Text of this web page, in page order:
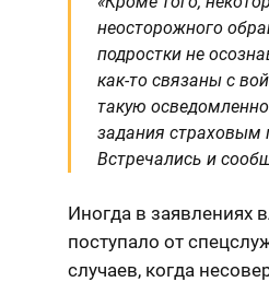
неосторожного
подростки не
как-то связаны с
такую
задания страховым
Встречались и
Иногда в заявлениях
поступало от
случаев, когда